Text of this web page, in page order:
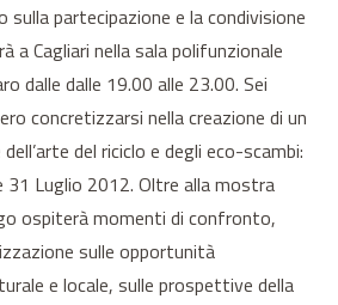
partecipazione e la condivisione
a Cagliari nella sala polifunzionale
dalle dalle 19.00 alle 23.00. Sei
concretizzarsi nella creazione di un
del riciclo e degli eco-scambi:
Luglio 2012. Oltre alla mostra
ospiterà momenti di confronto,
sulle opportunità
e locale, sulle prospettive della